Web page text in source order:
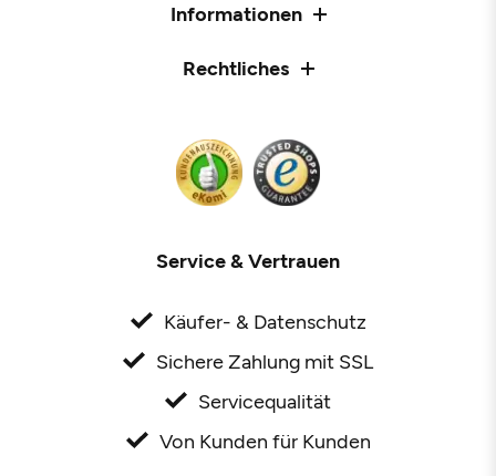
Informationen
Rechtliches
Service & Vertrauen
Käufer- & Datenschutz
Sichere Zahlung mit SSL
Servicequalität
Von Kunden für Kunden